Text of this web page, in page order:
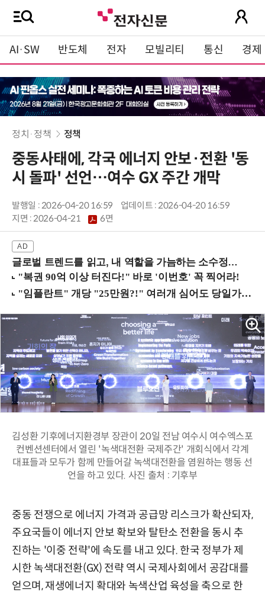
AI·SW 반도체 전자 모빌리티 통신 경제
정치·정책 정책
중동사태에, 각국 에너지 안보·전환 '동
시 돌파' 선언…여수 GX 주간 개막
발행일 : 2026-04-20 16:59
업데이트 : 2026-04-20 16:59
지면 :2026-04-21 6면
글로벌 트렌드를 읽고, 내 역할을 가늠하는 소수정예 실습 워크숍 (8/28 신논현역)
김성환 기후에너지환경부 장관이 20일 전남 여수시 여수엑스포
컨벤션센터에서 열린 '녹색대전환 국제주간' 개회식에서 각계
대표들과 모두가 함께 만들어갈 녹색대전환을 염원하는 행동 선
언을 하고 있다. 사진 출처 : 기후부
중동 전쟁으로 에너지 가격과 공급망 리스크가 확산되자,
주요국들이 에너지 안보 확보와 탈탄소 전환을 동시 추
진하는 '이중 전략'에 속도를 내고 있다. 한국 정부가 제
시한 녹색대전환(GX) 전략 역시 국제사회에서 공감대를
얻으며, 재생에너지 확대와 녹색산업 육성을 축으로 한